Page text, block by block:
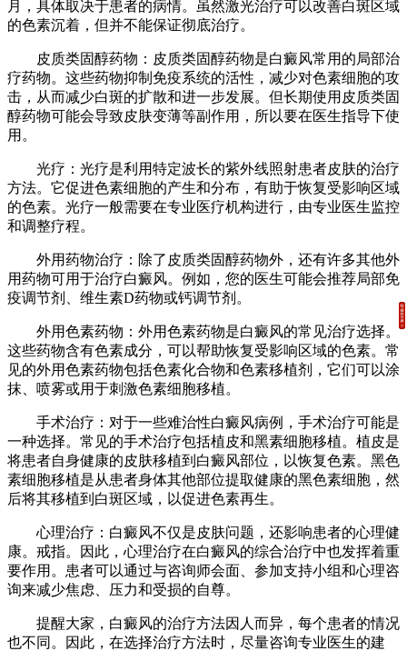
月，具体取决于患者的病情。虽然激光治疗可以改善白斑区域
的色素沉着，但并不能保证彻底治疗。
皮质类固醇药物：皮质类固醇药物是白癜风常用的局部治
疗药物。这些药物抑制免疫系统的活性，减少对色素细胞的攻
击，从而减少白斑的扩散和进一步发展。但长期使用皮质类固
醇药物可能会导致皮肤变薄等副作用，所以要在医生指导下使
用。
光疗：光疗是利用特定波长的紫外线照射患者皮肤的治疗
方法。它促进色素细胞的产生和分布，有助于恢复受影响区域
的色素。光疗一般需要在专业医疗机构进行，由专业医生监控
和调整疗程。
外用药物治疗：除了皮质类固醇药物外，还有许多其他外
用药物可用于治疗白癜风。例如，您的医生可能会推荐局部免
疫调节剂、维生素D药物或钙调节剂。
外用色素药物：外用色素药物是白癜风的常见治疗选择。
这些药物含有色素成分，可以帮助恢复受影响区域的色素。常
见的外用色素药物包括色素化合物和色素移植剂，它们可以涂
抹、喷雾或用于刺激色素细胞移植。
手术治疗：对于一些难治性白癜风病例，手术治疗可能是
一种选择。常见的手术治疗包括植皮和黑素细胞移植。植皮是
将患者自身健康的皮肤移植到白癜风部位，以恢复色素。黑色
素细胞移植是从患者身体其他部位提取健康的黑色素细胞，然
后将其移植到白斑区域，以促进色素再生。
心理治疗：白癜风不仅是皮肤问题，还影响患者的心理健
康。戒指。因此，心理治疗在白癜风的综合治疗中也发挥着重
要作用。患者可以通过与咨询师会面、参加支持小组和心理咨
询来减少焦虑、压力和受损的自尊。
提醒大家，白癜风的治疗方法因人而异，每个患者的情况
也不同。因此，在选择治疗方法时，尽量咨询专业医生的建